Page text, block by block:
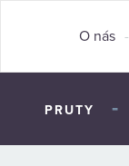
O nás -
PRUTY -